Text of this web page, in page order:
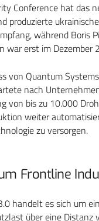
Conference hat das
produzierte
während Boris
war erst im Dezember
von Quantum Systems
nach
von bis zu 10.000
weiter
zu versorgen.
Frontline
handelt es sich um
über eine